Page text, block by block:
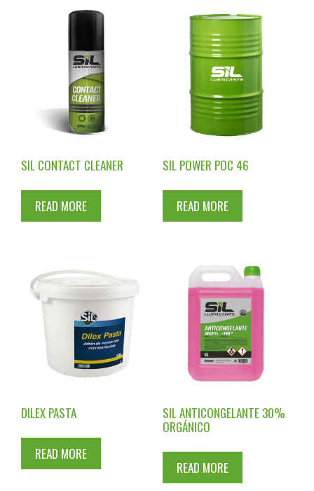
SIL CONTACT CLEANER
READ MORE
SIL POWER POC 46
READ MORE
DILEX PASTA
READ MORE
SIL ANTICONGELANTE 30%
ORGÁNICO
READ MORE